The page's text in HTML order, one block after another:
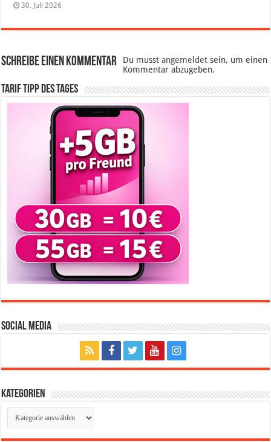
30. Juli 2026
Schreibe einen Kommentar Du musstangemeldet sein, um einen
Kommentar abzugeben.
Tarif Tipp des Tages
Social Media
Kategorien
Kategorien